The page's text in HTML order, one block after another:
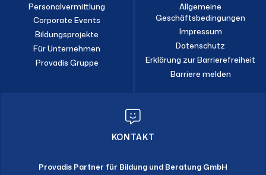
Personalvermittlung
Corporate Events
Bildungsprojekte
Für Unternehmen
Provadis Gruppe
Allgemeine
Geschäftsbedingungen
Impressum
Datenschutz
Erklärung zur Barrierefreiheit
Barriere melden
KONTAKT
Provadis Partner für Bildung und Beratung GmbH